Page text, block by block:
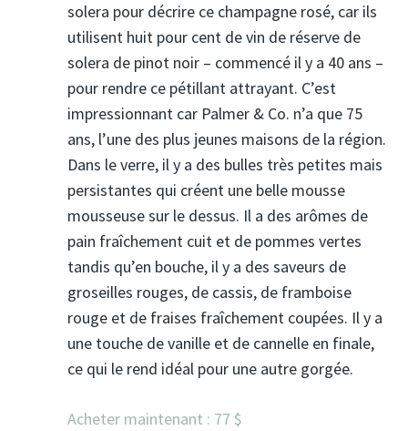
solera pour décrire ce champagne rosé, car ils
utilisent huit pour cent de vin de réserve de
solera de pinot noir – commencé il y a 40 ans –
pour rendre ce pétillant attrayant. C’est
impressionnant car Palmer & Co. n’a que 75
ans, l’une des plus jeunes maisons de la région.
Dans le verre, il y a des bulles très petites mais
persistantes qui créent une belle mousse
mousseuse sur le dessus. Il a des arômes de
pain fraîchement cuit et de pommes vertes
tandis qu’en bouche, il y a des saveurs de
groseilles rouges, de cassis, de framboise
rouge et de fraises fraîchement coupées. Il y a
une touche de vanille et de cannelle en finale,
ce qui le rend idéal pour une autre gorgée.
Acheter maintenant : 77 $